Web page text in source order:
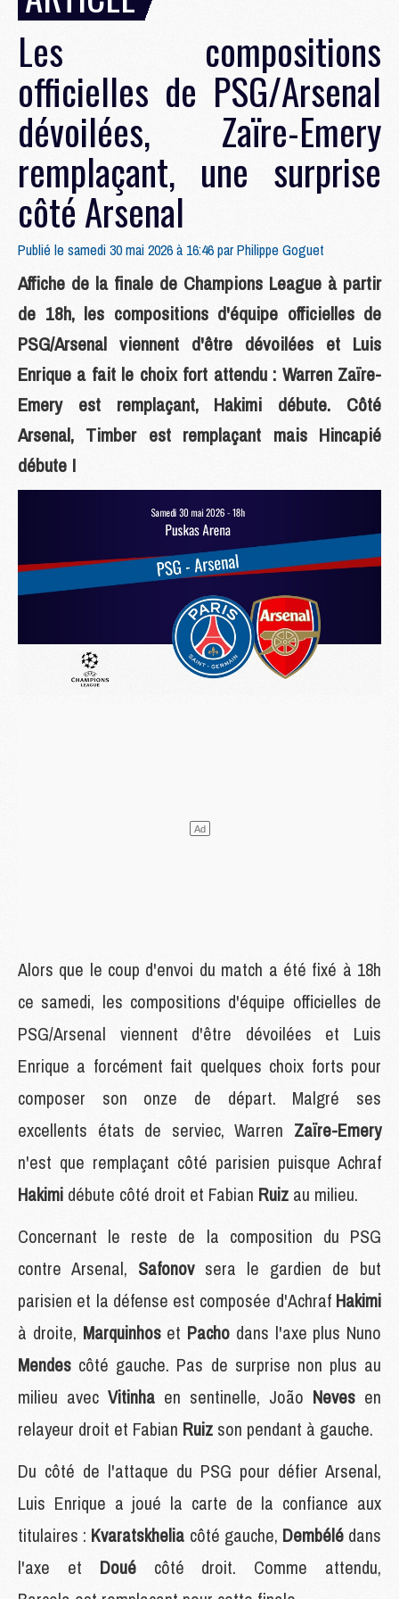
Les compositions
officielles de PSG/Arsenal
dévoilées, Zaïre-Emery
remplaçant, une surprise
côté Arsenal
Publié le samedi 30 mai 2026 à 16:46 parPhilippe Goguet
Affiche de la finale de Champions League à partir
de 18h, les compositions d'équipe officielles de
PSG/Arsenal viennent d'être dévoilées et Luis
Enrique a fait le choix fort attendu : Warren Zaïre-
Emery est remplaçant, Hakimi débute. Côté
Arsenal, Timber est remplaçant mais Hincapié
débute !
Alors que le coup d'envoi du match a été fixé à 18h
ce samedi, les compositions d'équipe officielles de
PSG/Arsenal viennent d'être dévoilées et Luis
Enrique a forcément fait quelques choix forts pour
composer son onze de départ. Malgré ses
excellents états de serviec, Warren Zaïre-Emery
n'est que remplaçant côté parisien puisque Achraf
Hakimi débute côté droit et Fabian Ruiz au milieu.
Concernant le reste de la composition du PSG
contre Arsenal, Safonov sera le gardien de but
parisien et la défense est composée d'Achraf Hakimi
à droite, Marquinhos et Pacho dans l'axe plus Nuno
Mendes côté gauche. Pas de surprise non plus au
milieu avec Vitinha en sentinelle, João Neves en
relayeur droit et Fabian Ruiz son pendant à gauche.
Du côté de l'attaque du PSG pour défier Arsenal,
Luis Enrique a joué la carte de la confiance aux
titulaires : Kvaratskhelia côté gauche, Dembélé dans
l'axe et Doué côté droit. Comme attendu,